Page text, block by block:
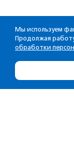
Мы используем
Продолжая
обработки